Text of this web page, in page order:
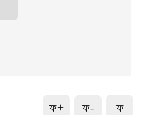
ফ+ ফ- ফ